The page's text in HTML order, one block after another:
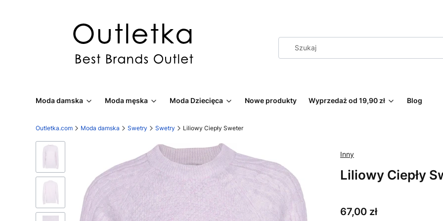
Moda damska Moda męska Moda Dziecięca Nowe produkty Wyprzedaż od 19,90 zł Blog
Outletka.com Moda damska Swetry Swetry Liliowy Ciepły Sweter
Inny
Liliowy Ciepły
Cena
67,00 zł